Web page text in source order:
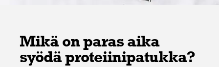
Mikä on paras aika
syödä proteiinipatukka?